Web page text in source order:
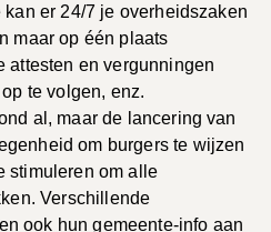
er 24/7 je overheidszaken
maar op één plaats
attesten en vergunningen
te volgen, enz.
al, maar de lancering van
om burgers te wijzen
stimuleren om alle
Verschillende
ook hun gemeente-info aan